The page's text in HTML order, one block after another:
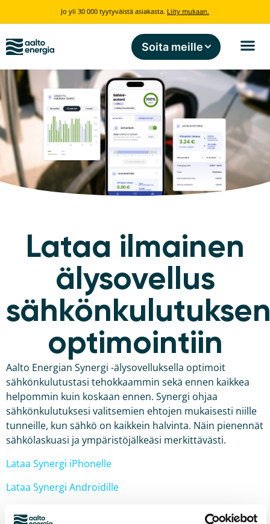
Jo yli 30 000 tyytyväistä asiakasta. Liity mukaan.
Soita meille
Lataa ilmainen
älysovellus
optimointiin
Aalto Energian Synergi -älysovelluksella optimoit
sähkönkulutustasi tehokkaammin sekä ennen kaikkea
helpommin kuin koskaan ennen. Synergi ohjaa
sähkönkulutuksesi valitsemien ehtojen mukaisesti niille
tunneille, kun sähkö on kaikkein halvinta. Näin pienennät
sähkölaskuasi ja ympäristöjälkeäsi merkittävästi.
Lataa Synergi iPhonelle
Lataa Synergi Androidille